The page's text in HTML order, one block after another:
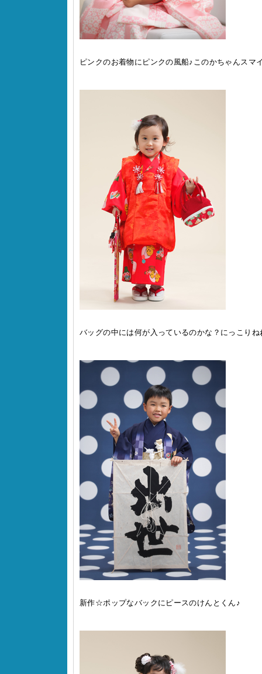
ピンクのお着物にピンクの風船♪このかちゃんスマ
バッグの中には何が入っているのかな？にっこりね
新作☆ポップなバックにピースのけんとくん♪